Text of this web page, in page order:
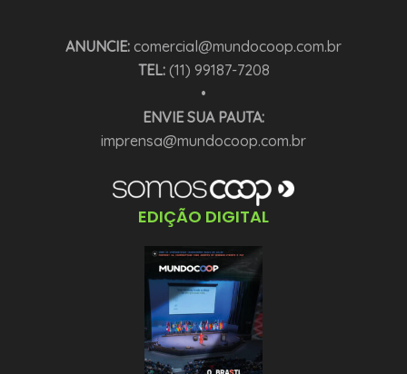
ANUNCIE: comercial@mundocoop.com.br
TEL:(11) 99187-7208
•
ENVIE SUA PAUTA:
imprensa@mundocoop.com.br
EDIÇÃO DIGITAL